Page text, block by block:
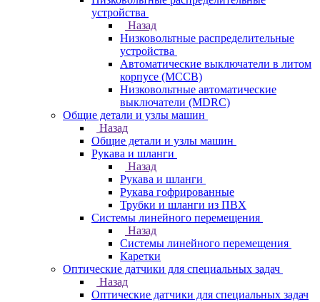
устройства
Назад
Низковольтные распределительные
устройства
Автоматические выключатели в литом
корпусе (MCCB)
Низковольтные автоматические
выключатели (MDRC)
Общие детали и узлы машин
Назад
Общие детали и узлы машин
Рукава и шланги
Назад
Рукава и шланги
Рукава гофрированные
Трубки и шланги из ПВХ
Системы линейного перемещения
Назад
Системы линейного перемещения
Каретки
Оптические датчики для специальных задач
Назад
Оптические датчики для специальных задач